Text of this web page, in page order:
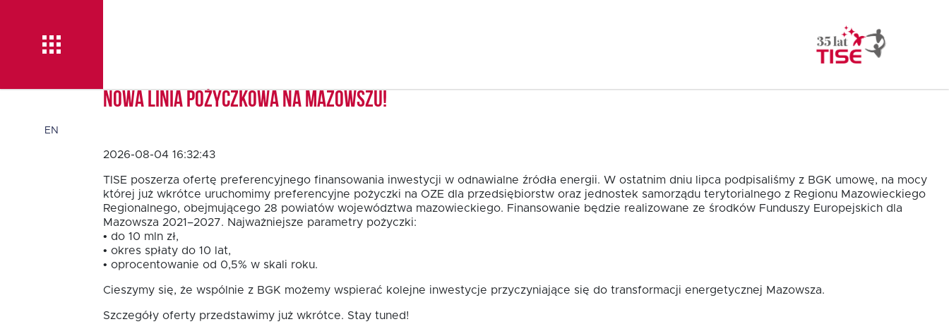
O TISE
Dlaczego TISE?
Pożyczka rozwojowa
TISE – NOWOŚĆ!
EN
Nowa linia pożyczkowa na Mazowszu!
2026-08-04 16:32:43
TISE poszerza ofertę preferencyjnego finansowania inwestycji w odnawialne źródła energii. W ostatnim dniu lipca podpisaliśmy z BGK umowę, na mocy
której już wkrótce uruchomimy preferencyjne pożyczki na OZE dla przedsiębiorstw oraz jednostek samorządu terytorialnego z Regionu Mazowieckiego
Regionalnego, obejmującego 28 powiatów województwa mazowieckiego. Finansowanie będzie realizowane ze środków Funduszy Europejskich dla
Mazowsza 2021–2027. Najważniejsze parametry pożyczki:
• do 10 mln zł,
• okres spłaty do 10 lat,
• oprocentowanie od 0,5% w skali roku.
Cieszymy się, że wspólnie z BGK możemy wspierać kolejne inwestycje przyczyniające się do transformacji energetycznej Mazowsza.
Szczegóły oferty przedstawimy już wkrótce. Stay tuned!